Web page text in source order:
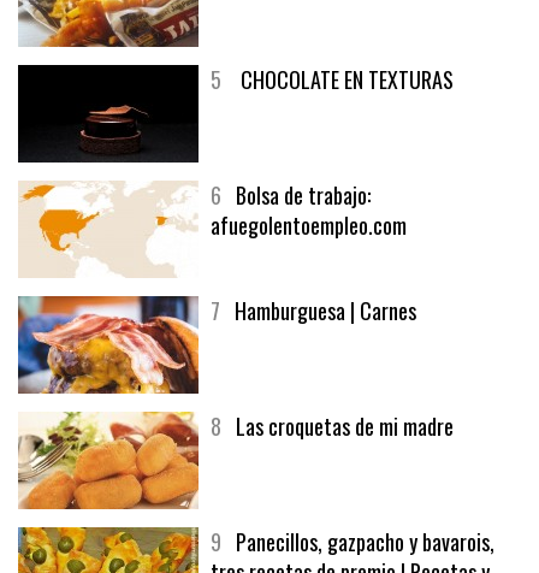
6Bolsa de trabajo: